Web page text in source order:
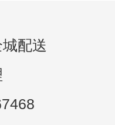
配送